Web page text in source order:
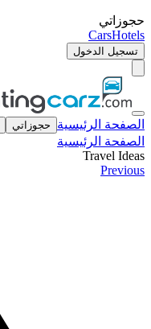
حجوزاتي
CarsHotels
تسجيل الدخول
الصفحة الرئيسية حجوزاتي
الصفحة الرئيسية
Travel Ideas
Previous